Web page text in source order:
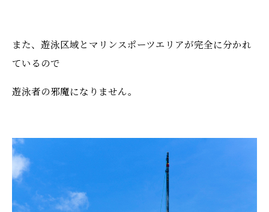
また、遊泳区域とマリンスポーツエリアが完全に分かれ
ているので
遊泳者の邪魔になりません。